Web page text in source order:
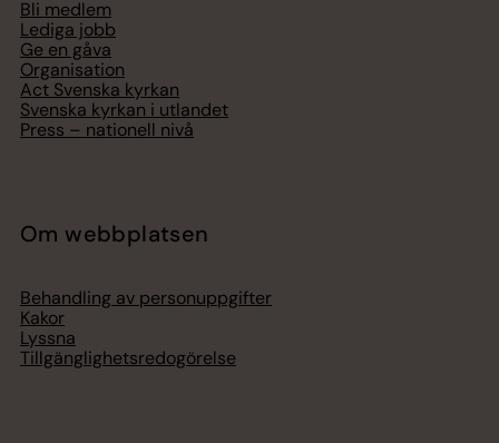
Bli medlem
Lediga jobb
Ge en gåva
Organisation
Act Svenska kyrkan
Svenska kyrkan i utlandet
Press – nationell nivå
Om webbplatsen
Behandling av personuppgifter
Kakor
Lyssna
Tillgänglighetsredogörelse